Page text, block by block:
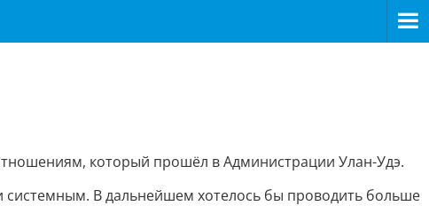
который прошёл в Администрации Улан-Удэ.
В дальнейшем хотелось бы проводить больше